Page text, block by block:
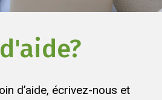
d’aide, écrivez-nous et